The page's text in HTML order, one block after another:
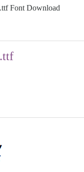
Font Download